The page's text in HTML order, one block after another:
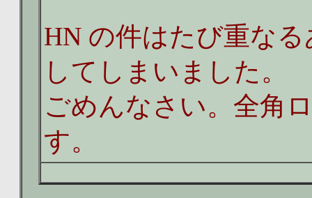
HN の件はたび重な
してしまいました。
ごめんなさい。全角
す。